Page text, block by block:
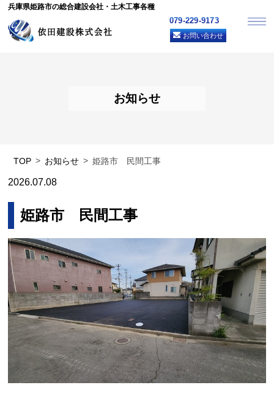
兵庫県姫路市の総合建設会社・土木工事各種
079-229-9173
お問い合わせ
お知らせ
TOP お知らせ 姫路市 民間工事
2026.07.08
姫路市 民間工事